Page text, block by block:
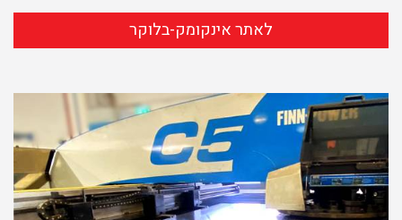
לאתר אינקומק-בלוקר